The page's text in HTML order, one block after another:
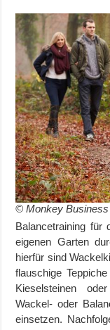
© Monkey
Balancetraining
eigenen Garten
hierfür sind
flauschige
Kieselsteinen
Wackel- oder
einsetzen.